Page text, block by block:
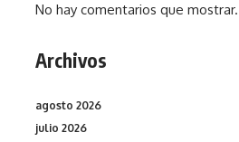
No hay comentarios que mostrar.
Archivos
agosto 2026
julio 2026